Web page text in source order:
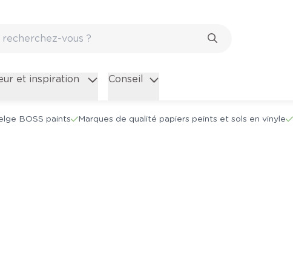
et inspiration Conseil
BOSS paints Marques de qualité papiers peints et sols en vinyle